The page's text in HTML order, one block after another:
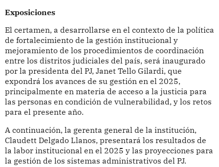
Exposiciones
El certamen, a desarrollarse en el contexto de la política
de fortalecimiento de la gestión institucional y
mejoramiento de los procedimientos de coordinación
entre los distritos judiciales del país, será inaugurado
por la presidenta del PJ, Janet Tello Gilardi, que
expondrá los avances de su gestión en el 2025,
principalmente en materia de acceso a la justicia para
las personas en condición de vulnerabilidad, y los retos
para el presente año.
A continuación, la gerenta general de la institución,
Claudett Delgado Llanos, presentará los resultados de
la labor institucional en el 2025 y las proyecciones para
la gestión de los sistemas administrativos del PJ.